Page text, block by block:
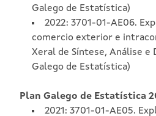
Galego de Estatística)
2022: 3701-01-AE06.
comercio exterior e
Xeral de Síntese, Análise
Galego de Estatística)
Plan Galego de Estatística
2021: 3701-01-AE05.